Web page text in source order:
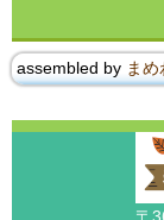
assembled by ま
〒